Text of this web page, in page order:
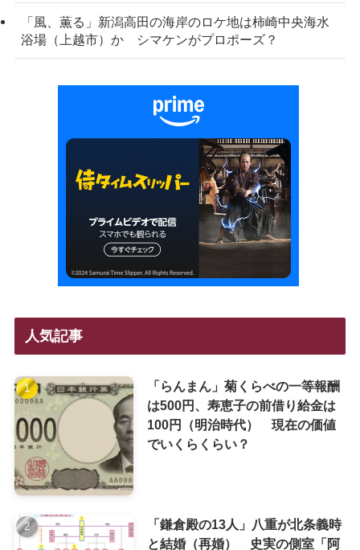
「風、薫る」新潟高田の海岸のロケ地は柿崎中央海水
浴場（上越市）か シマケンがプロポーズ？
人気記事
「らんまん」菊くらべの一等報酬
は500円、寿恵子の前借り給金は
100円（明治時代） 現在の価値
でいくらくらい？
「鎌倉殿の13人」八重が北条義時
と結婚（再婚） 史実の側室「阿